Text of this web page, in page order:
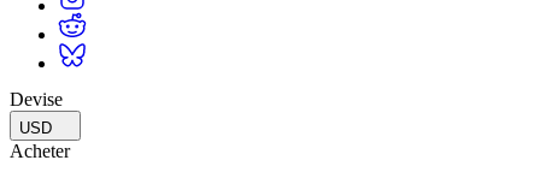
Devise
USD
Acheter